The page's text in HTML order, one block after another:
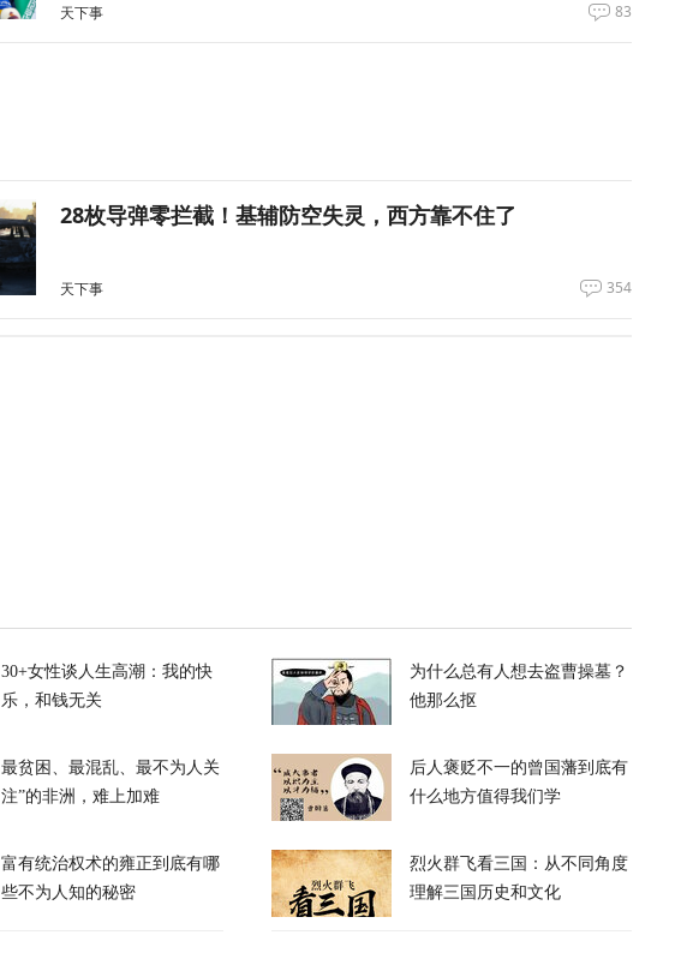
天下事 83
28枚导弹零拦截！基辅防空失灵，西方靠不住了
天下事 354
岛内演习首日，台军丢盔弃甲，赖清德深夜逃跑，赌解放军
抓不到？
又又切克闹
俄方痛斥日本政客广岛致辞：不提美国是投弹国，却批评俄
30+女性谈人生高潮：我的快
乐，和钱无关
为什么总有人想去盗曹操墓？
他那么抠
最贫困、最混乱、最不为人关
注”的非洲，难上加难
后人褒贬不一的曾国藩到底有
什么地方值得我们学
富有统治权术的雍正到底有哪
些不为人知的秘密
烈火群飞看三国：从不同角度
理解三国历史和文化